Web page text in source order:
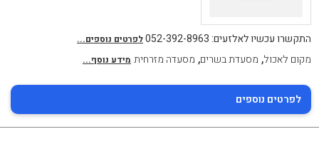
התקשרו עכשיו לאלזעים: 052-392-8963 לפרטים נוספים...
מקום לאכול, מסעדת בשרים, מסעדה מזרחית מידע נוסף...
לפרטים נוספים